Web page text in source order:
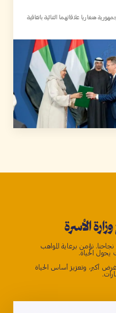
هنغاريا علاقاتهما الثنائية باتفاقية
الأسرة
نؤمن برعاية المواهب
الحياة.
أكبر، وتعزيز أساس الحياة